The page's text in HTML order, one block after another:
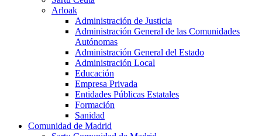
Arloak
Administración de Justicia
Administración General de las Comunidades
Autónomas
Administración General del Estado
Administración Local
Educación
Empresa Privada
Entidades Públicas Estatales
Formación
Sanidad
Comunidad de Madrid